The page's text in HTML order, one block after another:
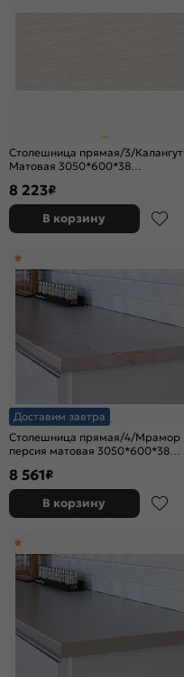
Столешница прямая/3/Калангут
Матовая 3050*600*38
8 223₽
В корзину
Доставим завтра
Столешница прямая/4/Мрамор
персия матовая 3050*600*38
8 561₽
В корзину